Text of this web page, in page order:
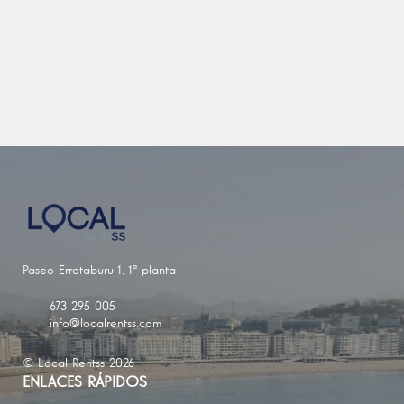
Paseo Errotaburu 1, 1ª planta
673 295 005
info@localrentss.com
© Local Rentss 2026
ENLACES RÁPIDOS